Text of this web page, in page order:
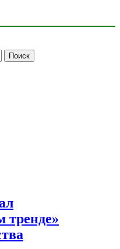
тренде»